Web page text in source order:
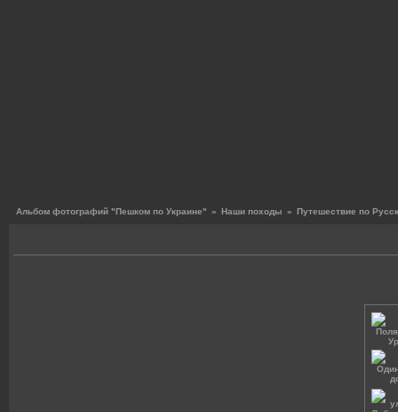
Альбом фотографий "Пешком по Украине" » Наши походы » Путешествие по